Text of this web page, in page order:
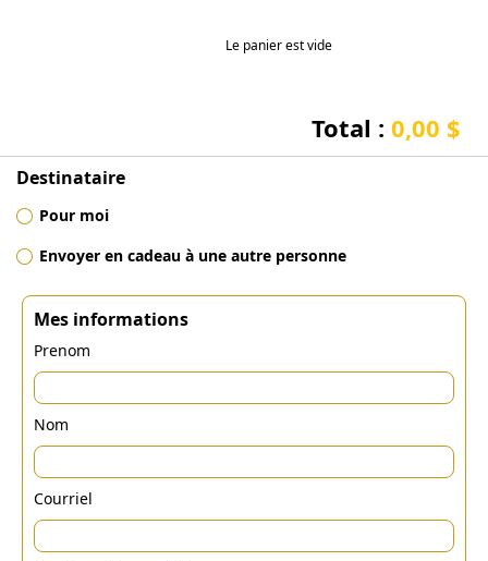
Le panier est vide
Total : 0,00 $
Destinataire
Pour moi
Envoyer en cadeau à une autre personne
Mes informations
Prenom
Nom
Courriel